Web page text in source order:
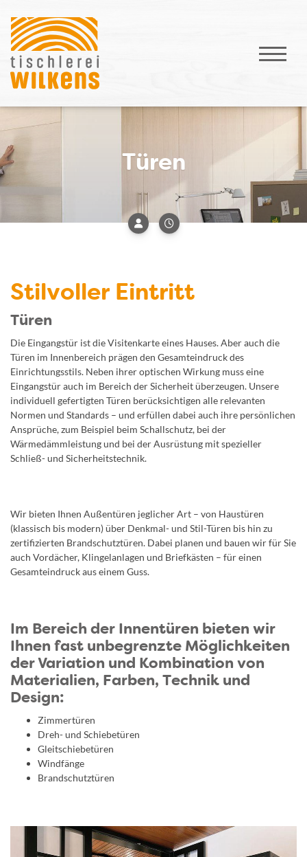
Türen
Stilvoller Eintritt
Türen
Die Eingangstür ist die Visitenkarte eines Hauses. Aber auch die
Türen im Innenbereich prägen den Gesamteindruck des
Einrichtungsstils. Neben ihrer optischen Wirkung muss eine
Eingangstür auch im Bereich der Sicherheit überzeugen. Unsere
individuell gefertigten Türen berücksichtigen alle relevanten
Normen und Standards – und erfüllen dabei auch ihre persönlichen
Ansprüche, zum Beispiel beim Schallschutz, bei der
Wärmedämmleistung und bei der Ausrüstung mit spezieller
Schließ- und Sicherheitstechnik.
Wir bieten Ihnen Außentüren jeglicher Art – von Haustüren
(klassisch bis modern) über Denkmal- und Stil-Türen bis hin zu
zertifizierten Brandschutztüren. Dabei planen und bauen wir für Sie
auch Vordächer, Klingelanlagen und Briefkästen – für einen
Gesamteindruck aus einem Guss.
Im Bereich der Innentüren bieten wir
Ihnen fast unbegrenzte Möglichkeiten
der Variation und Kombination von
Materialien, Farben, Technik und
Design:
Zimmertüren
Dreh- und Schiebetüren
Gleitschiebetüren
Windfänge
Brandschutztüren